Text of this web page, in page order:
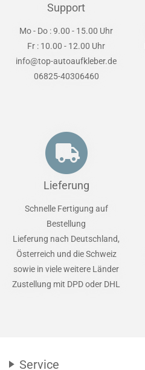
Support
Mo - Do : 9.00 - 15.00 Uhr
Fr : 10.00 - 12.00 Uhr
info@top-autoaufkleber.de
06825-40306460
Lieferung
Schnelle Fertigung auf
Bestellung
Lieferung nach Deutschland,
Österreich und die Schweiz
sowie in viele weitere Länder
Zustellung mit DPD oder DHL
Service